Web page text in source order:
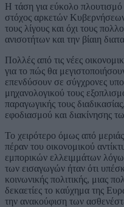
Η τάση για εύκολο πλουτισμό
στόχος αρκετών
τους λίγους και όχι τους
ανισοτήτων και την βίαιη
Πολλές από τις νέες
για το πώς θα
επενδύσουν σε σύγχρονες
μηχανολογικού τους
παραγωγικής τους
εφοδιασμού και διακίνησης
Το χειρότερο όμως από
πέραν του οικονομικού
εμπορικών ελλειμμάτων
των εισαγωγών ήταν ότι
κοινωνικής πολιτικής, μιας
δεκαετίες το καύχημα της
την ανακούφιση των